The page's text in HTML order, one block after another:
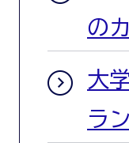
の
大
ラ